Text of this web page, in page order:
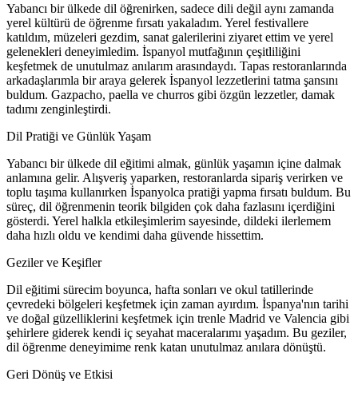
Yabancı bir ülkede dil öğrenirken, sadece dili değil aynı zamanda
yerel kültürü de öğrenme fırsatı yakaladım. Yerel festivallere
katıldım, müzeleri gezdim, sanat galerilerini ziyaret ettim ve yerel
gelenekleri deneyimledim. İspanyol mutfağının çeşitliliğini
keşfetmek de unutulmaz anılarım arasındaydı. Tapas restoranlarında
arkadaşlarımla bir araya gelerek İspanyol lezzetlerini tatma şansını
buldum. Gazpacho, paella ve churros gibi özgün lezzetler, damak
tadımı zenginleştirdi.
Dil Pratiği ve Günlük Yaşam
Yabancı bir ülkede dil eğitimi almak, günlük yaşamın içine dalmak
anlamına gelir. Alışveriş yaparken, restoranlarda sipariş verirken ve
toplu taşıma kullanırken İspanyolca pratiği yapma fırsatı buldum. Bu
süreç, dil öğrenmenin teorik bilgiden çok daha fazlasını içerdiğini
gösterdi. Yerel halkla etkileşimlerim sayesinde, dildeki ilerlemem
daha hızlı oldu ve kendimi daha güvende hissettim.
Geziler ve Keşifler
Dil eğitimi sürecim boyunca, hafta sonları ve okul tatillerinde
çevredeki bölgeleri keşfetmek için zaman ayırdım. İspanya'nın tarihi
ve doğal güzelliklerini keşfetmek için trenle Madrid ve Valencia gibi
şehirlere giderek kendi iç seyahat maceralarımı yaşadım. Bu geziler,
dil öğrenme deneyimime renk katan unutulmaz anılara dönüştü.
Geri Dönüş ve Etkisi